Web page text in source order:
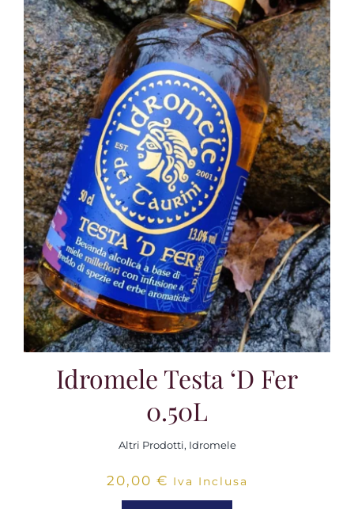
Idromele Testa ‘d Fer
0.50L
Altri Prodotti, Idromele
20,00 € Iva Inclusa